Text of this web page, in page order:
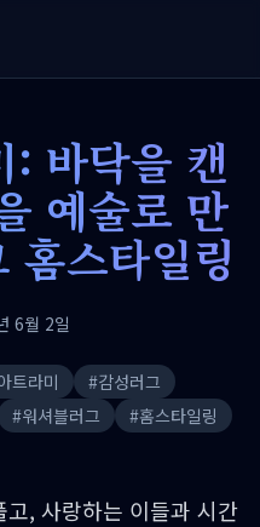
: 바닥을 캔
예술로 만
홈스타일링
6월 2일
트라미 #감성러그
#워셔블러그 #홈스타일링
, 사랑하는 이들과 시간